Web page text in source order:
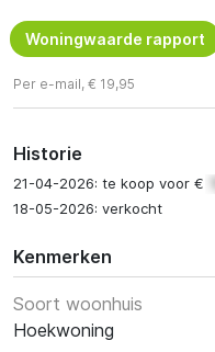
Woningwaarde rapport
Per e-mail, € 19,95
Historie
21-04-2026: te koop voor €
18-05-2026: verkocht
Kenmerken
Soort woonhuis
Hoekwoning